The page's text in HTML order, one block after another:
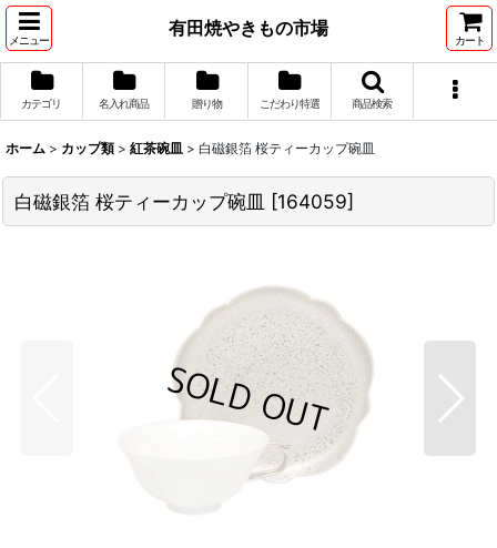
メニュー
有田焼やきもの市場
カート
カテゴリ 名入れ商品 贈り物 こだわり特選 商品検索
ホーム > カップ類 > 紅茶碗皿 > 白磁銀箔 桜ティーカップ碗皿
白磁銀箔 桜ティーカップ碗皿 [164059]